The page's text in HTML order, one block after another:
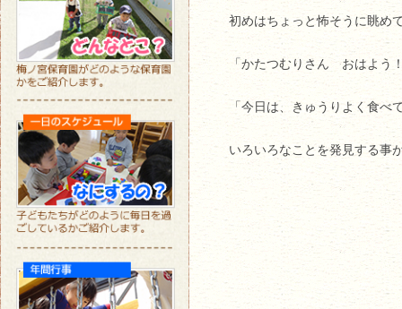
初めはちょっと怖そうに眺め
「かたつむりさん おはよう
「今日は、きゅうりよく食べ
いろいろなことを発見する事